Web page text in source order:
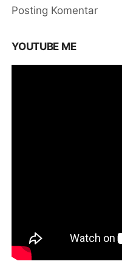
Posting Komentar
YOUTUBE ME